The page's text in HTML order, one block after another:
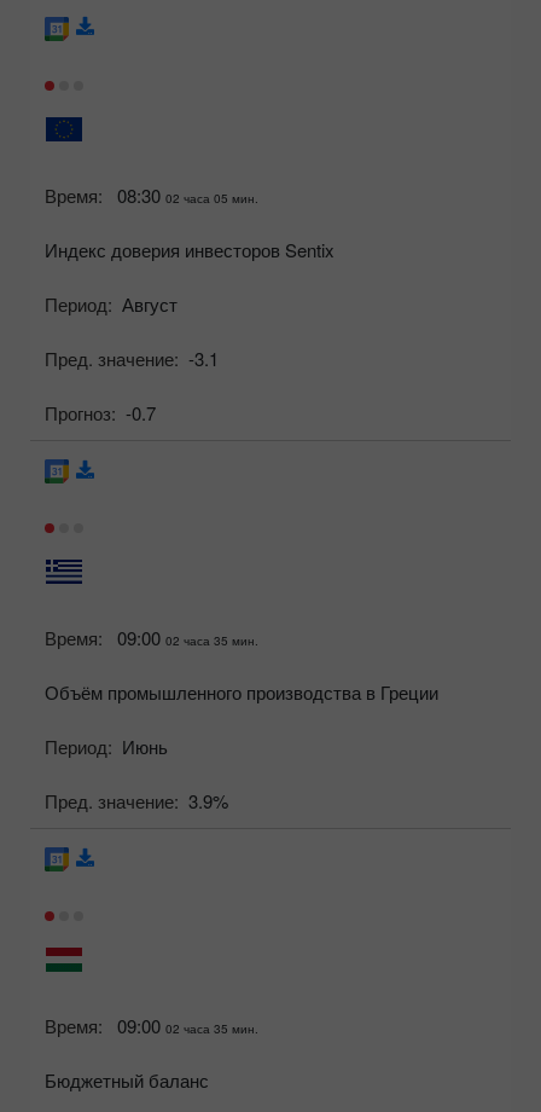
Время: 08:30 02 часа 05 мин.
Индекс доверия инвесторов Sentix
Период: Август
Пред. значение: -3.1
Прогноз: -0.7
Время: 09:00 02 часа 35 мин.
Объём промышленного производства в Греции
Период: Июнь
Пред. значение: 3.9%
Время: 09:00 02 часа 35 мин.
Бюджетный баланс